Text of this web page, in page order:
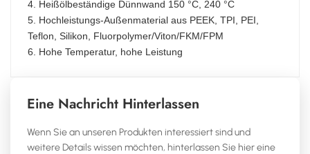
4. Heißölbeständige Dünnwand 150 °C, 240 °C
5. Hochleistungs-Außenmaterial aus PEEK, TPI, PEI,
Teflon, Silikon, Fluorpolymer/Viton/FKM/FPM
6. Hohe Temperatur, hohe Leistung
Eine Nachricht Hinterlassen
Wenn Sie an unseren Produkten interessiert sind und
weitere Details wissen möchten, hinterlassen Sie hier eine